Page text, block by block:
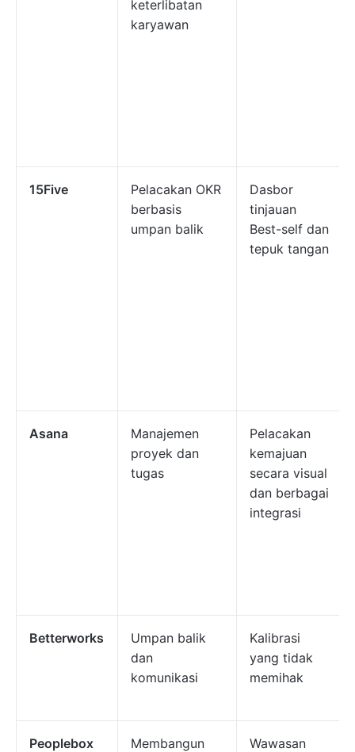
keterlibatan
karyawan
15Five
Pelacakan OKR
berbasis
umpan balik
Dasbor
tinjauan
Best-self dan
tepuk tangan
Asana
Manajemen
proyek dan
tugas
Pelacakan
kemajuan
secara visual
dan berbagai
integrasi
Betterworks
Umpan balik
dan
komunikasi
Kalibrasi
yang tidak
memihak
Peoplebox
Membangun
Wawasan